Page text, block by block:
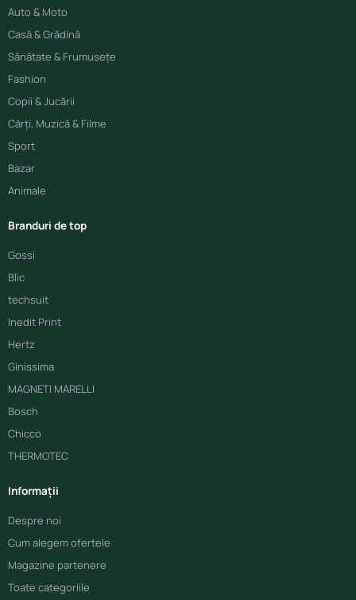
Auto & Moto
Casă & Grădină
Sănătate & Frumusețe
Fashion
Copii & Jucării
Cărți, Muzică & Filme
Sport
Bazar
Animale
Branduri de top
Gossi
Blic
techsuit
Inedit Print
Hertz
Ginissima
MAGNETI MARELLI
Bosch
Chicco
THERMOTEC
Informații
Despre noi
Cum alegem ofertele
Magazine partenere
Toate categoriile